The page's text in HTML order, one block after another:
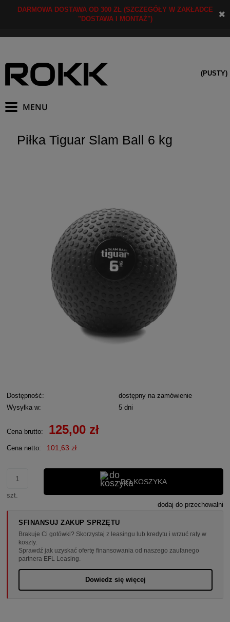
DARMOWA DOSTAWA OD 300 ZŁ (SZCZEGÓŁY W ZAKŁADCE
"DOSTAWA I MONTAŻ")
(PUSTY)
Piłka Tiguar Slam Ball 6 kg
Dostępność:
dostępny na zamówienie
Wysyłka w:
5 dni
Cena brutto: 125,00 zł
Cena netto: 101,63 zł
szt.
DO KOSZYKA
dodaj do przechowalni
SFINANSUJ ZAKUP SPRZĘTU
Brakuje Ci gotówki? Skorzystaj z leasingu lub kredytu i wrzuć raty w
koszty.
Sprawdź jak uzyskać ofertę finansowania od naszego zaufanego
partnera EFL Leasing.
Dowiedz się więcej